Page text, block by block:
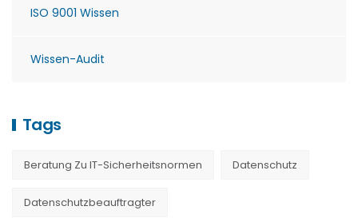
ISO 9001 Wissen
Wissen-Audit
Tags
Beratung Zu IT-Sicherheitsnormen Datenschutz
Datenschutzbeauftragter